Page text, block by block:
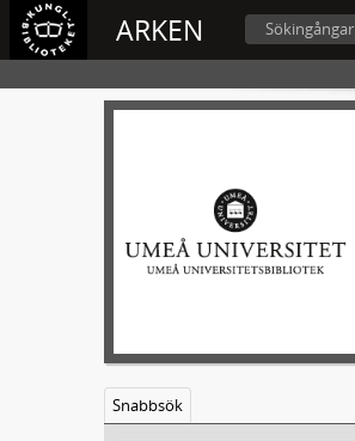
ARKEN Sökingångar
Snabbsök